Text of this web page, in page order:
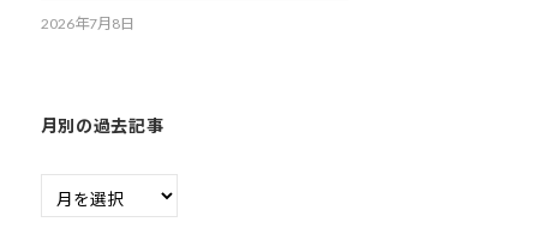
2026年7月8日
月別の過去記事
月